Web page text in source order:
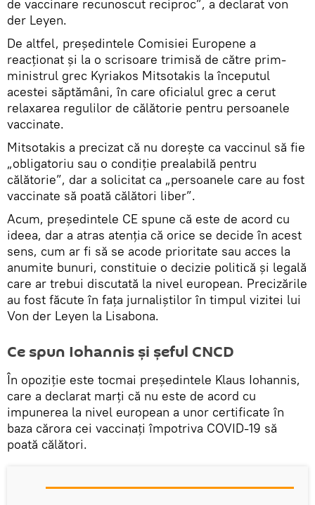
de vaccinare recunoscut reciproc”, a declarat von
der Leyen.
De altfel, președintele Comisiei Europene a
reacționat și la o scrisoare trimisă de către prim-
ministrul grec Kyriakos Mitsotakis la începutul
acestei săptămâni, în care oficialul grec a cerut
relaxarea regulilor de călătorie pentru persoanele
vaccinate.
Mitsotakis a precizat că nu dorește ca vaccinul să fie
„obligatoriu sau o condiție prealabilă pentru
călătorie”, dar a solicitat ca „persoanele care au fost
vaccinate să poată călători liber”.
Acum, președintele CE spune că este de acord cu
ideea, dar a atras atenția că orice se decide în acest
sens, cum ar fi să se acode prioritate sau acces la
anumite bunuri, constituie o decizie politică și legală
care ar trebui discutată la nivel european. Precizările
au fost făcute în fața jurnaliștilor în timpul vizitei lui
Von der Leyen la Lisabona.
Ce spun Iohannis și șeful CNCD
În opoziție este tocmai președintele Klaus Iohannis,
care a declarat marți că nu este de acord cu
impunerea la nivel european a unor certificate în
baza cărora cei vaccinați împotriva COVID-19 să
poată călători.